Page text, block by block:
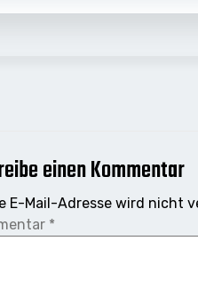
einen Kommentar
E-Mail-Adresse wird nicht
*